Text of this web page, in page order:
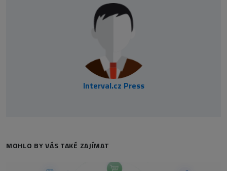
Interval.cz Press
MOHLO BY VÁS TAKÉ ZAJÍMAT